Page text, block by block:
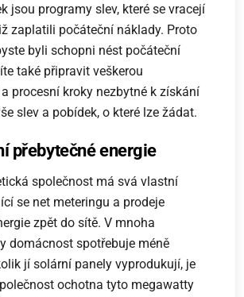
jsou programy slev, které se vracejí
zaplatili počáteční náklady. Proto
byli schopni nést počáteční
také připravit veškerou
procesní kroky nezbytné k získání
slev a pobídek, o které lze žádat.
přebytečné energie
společnost má svá vlastní
se net meteringu a prodeje
zpět do sítě. V mnoha
domácnost spotřebuje méně
jí solární panely vyprodukují, je
ochotna tyto megawatty